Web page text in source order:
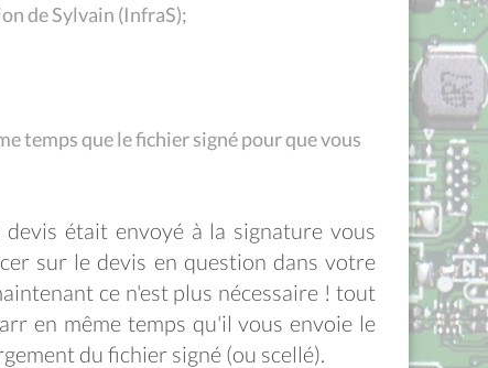
de Sylvain (InfraS);
temps que le fichier signé pour que vous
était envoyé à la signature vous
sur le devis en question dans votre
ce n'est plus nécessaire ! tout
en même temps qu'il vous envoie le
du fichier signé (ou scellé).